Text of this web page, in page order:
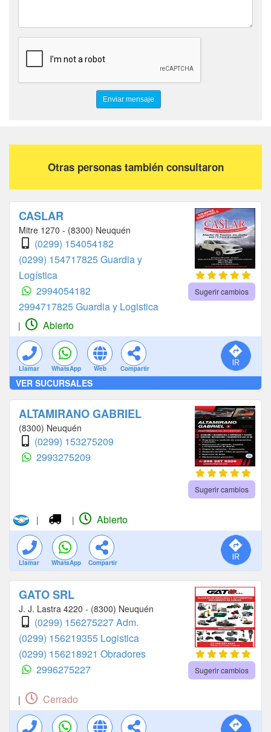
Otras personas también consultaron
CASLAR
Mitre 1270 - (8300) Neuquén
(0299) 154054182
(0299) 154717825 Guardia y
Logística
2994054182
2994717825 Guardia y Logistica
Sugerir cambios
| Abierto
Llamar WhatsApp Web Compartir
VER SUCURSALES
ALTAMIRANO GABRIEL
(8300) Neuquén
(0299) 153275209
2993275209
Sugerir cambios
| | Abierto
Llamar WhatsApp Compartir
GATO SRL
J. J. Lastra 4220 - (8300) Neuquén
(0299) 156275227 Adm.
(0299) 156219355 Logistica
(0299) 156218921 Obradores
2996275227
Sugerir cambios
| Cerrado